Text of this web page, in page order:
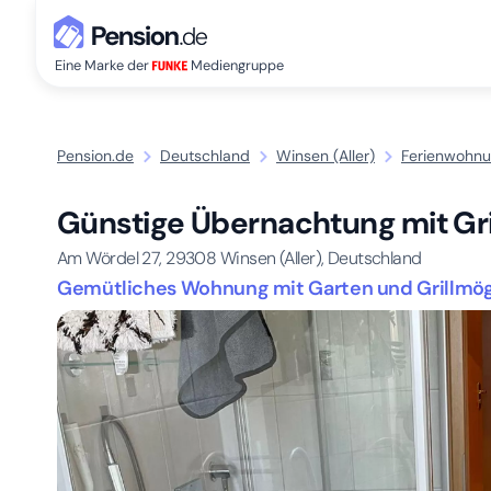
Eine Marke der Mediengruppe
Pension.de Deutschland Winsen (Aller)
Günstige Übernachtung mit
Am Wördel 27, 29308Winsen (Aller), Deutschland
Gemütliches Wohnung mit Garten und